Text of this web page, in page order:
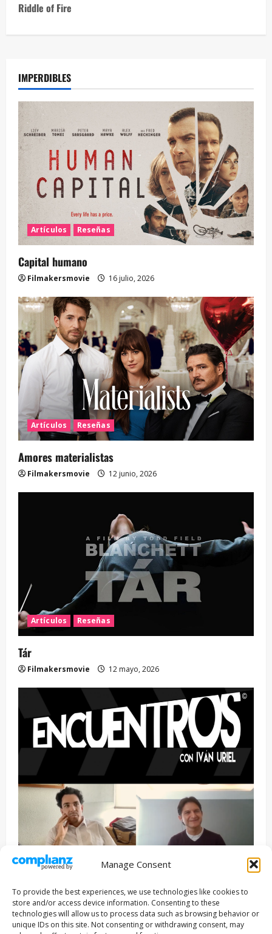
Manage Consent
To provide the best experiences, we use technologies like cookies to
store and/or access device information. Consenting to these
technologies will allow us to process data such as browsing behavior or
unique IDs on this site. Not consenting or withdrawing consent, may
Riddle of Fire
IMPERDIBLES
Artículos Reseñas
Capital humano
Filmakersmovie 16 julio, 2026
Artículos Reseñas
Amores materialistas
Filmakersmovie 12 junio, 2026
Artículos Reseñas
Tár
Filmakersmovie 12 mayo, 2026
Entrevista Series
ENCUENTROS CON IVÁN URIEL T3E22: JUAN PATRICIO
RIVEROLL
Filmakersmovie 5 mayo, 2026